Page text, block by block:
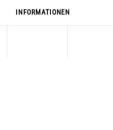
INFORMATIONEN